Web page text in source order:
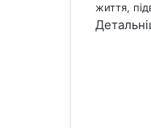
життя,